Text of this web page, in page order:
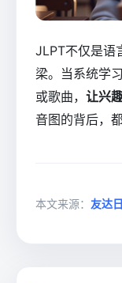
JLPT不仅是语
梁。当系统学
或歌曲， 让兴
音图的背后，
本文来源： 友达